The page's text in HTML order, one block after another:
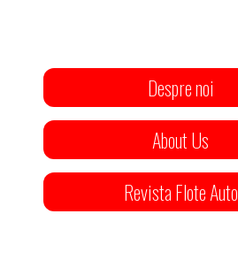
Despre noi
About Us
Revista Flote Auto